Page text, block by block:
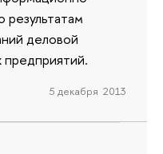
результатам
деловой
5 декабря 2013